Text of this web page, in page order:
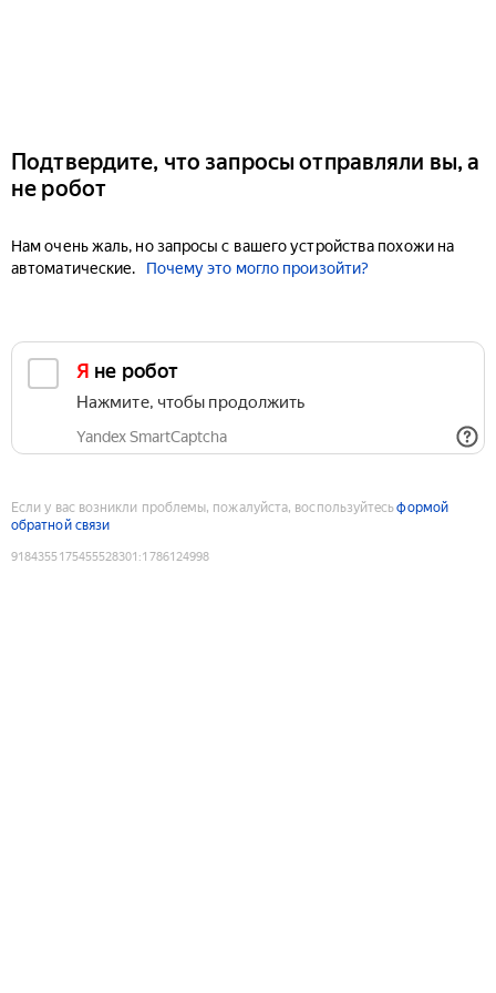
Подтвердите, что запросы отправляли вы, а
не робот
Нам очень жаль, но запросы с вашего устройства похожи на
автоматические.
Почему это могло произойти?
Я не робот
Нажмите, чтобы продолжить
Yandex SmartCaptcha
Если у вас возникли проблемы, пожалуйста, воспользуйтесьформой
обратной связи
9184355175455528301 :1786124998